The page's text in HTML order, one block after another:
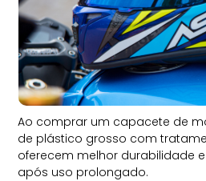
Ao comprar um capacete de
de plástico grosso com
oferecem melhor durabilidade
após uso prolongado.